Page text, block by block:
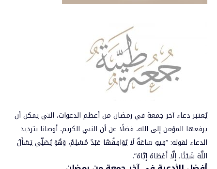
يُعتبر دعاء آخر جمعة في رمضان من أعظم الدعوات، التي يمكن أن
يرفعها المؤمن إلى الله، فضلًا عن أن النبي الكريم، أوصانا بترديد
الدعاء لقوله: “فِيهِ سَاعَةٌ لَا يُوَافِقُهَا عَبْدٌ مُسْلِمٌ، وَهُوَ يُصَلِّي يَسْأَلُ
اللَّهَ شَيْئًا، إِلَّا أَعْطَاهُ إِيَّاهُ”.